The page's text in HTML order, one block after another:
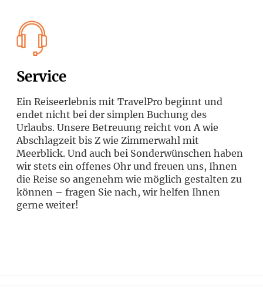
Service
Ein Reiseerlebnis mit TravelPro beginnt und
endet nicht bei der simplen Buchung des
Urlaubs. Unsere Betreuung reicht von A wie
Abschlagzeit bis Z wie Zimmerwahl mit
Meerblick. Und auch bei Sonderwünschen haben
wir stets ein offenes Ohr und freuen uns, Ihnen
die Reise so angenehm wie möglich gestalten zu
können – fragen Sie nach, wir helfen Ihnen
gerne weiter!